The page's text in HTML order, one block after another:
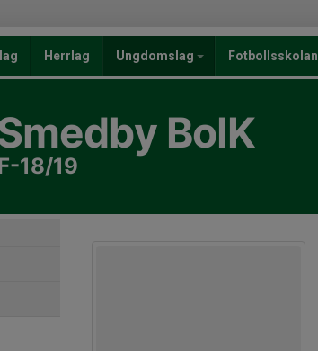
Herrlag Ungdomslag Fotbollsskolan
BoIK
18/19